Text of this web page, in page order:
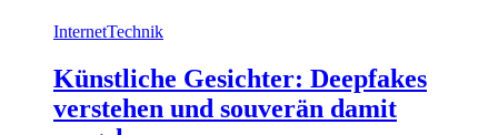
InternetTechnik
Künstliche Gesichter: Deepfakes
verstehen und souverän damit